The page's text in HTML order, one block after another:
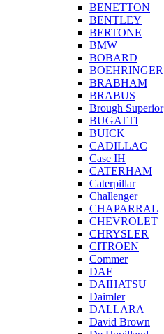
BENETTON
BENTLEY
BERTONE
BMW
BOBARD
BOEHRINGER
BRABHAM
BRABUS
Brough Superior
BUGATTI
BUICK
CADILLAC
Case IH
CATERHAM
Caterpillar
Challenger
CHAPARRAL
CHEVROLET
CHRYSLER
CITROEN
Commer
DAF
DAIHATSU
Daimler
DALLARA
David Brown